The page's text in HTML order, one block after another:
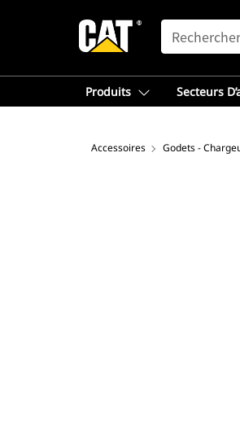
SEARCH
Produits Secteurs
Accessoires Godets -